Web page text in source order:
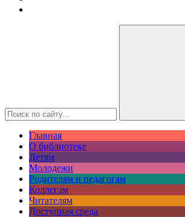
Главная
О библиотеке
Детям
Молодежи
Родителям и педагогам
Коллегам
Читателям
Доступная среда